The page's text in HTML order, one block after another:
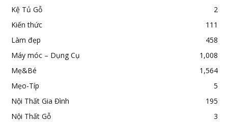
Kệ Tủ Gỗ
2
Kiến thức
111
Làm đẹp
458
Máy móc – Dụng Cụ
1,008
Mẹ&Bé
1,564
Mẹo-Típ
5
Nội Thất Gia Đình
195
Nội Thất Gỗ
3